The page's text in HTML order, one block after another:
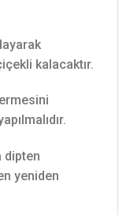
kalacaktır.
dipten
yeniden